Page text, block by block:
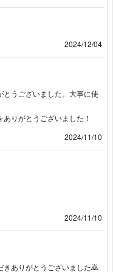
2024/12/04
うございました。大事に使
りがとうございました！
2024/11/10
2024/11/10
きありがとうございました🙇